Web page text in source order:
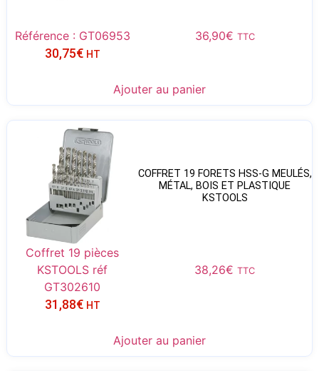
Référence : GT06953 36,90€ TTC
30,75€ HT
Ajouter au panier
COFFRET 19 FORETS HSS-G MEULÉS,
MÉTAL, BOIS ET PLASTIQUE
KSTOOLS
Coffret 19 pièces
KSTOOLS réf
GT302610
38,26€ TTC
31,88€ HT
Ajouter au panier